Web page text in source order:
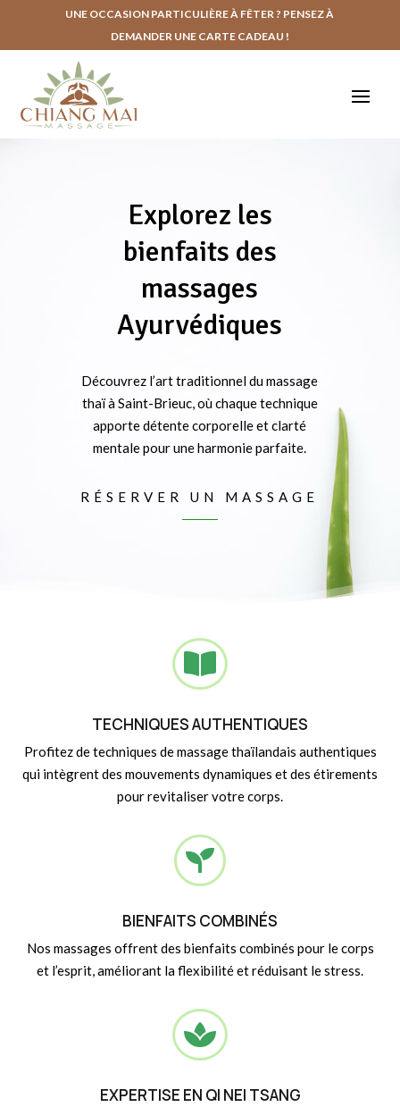
UNE OCCASION PARTICULIÈRE À FÊTER ? PENSEZ À
DEMANDER UNE CARTE CADEAU !
Explorez les
bienfaits des
massages
Ayurvédiques
Découvrez l’art traditionnel du massage
thaï à Saint-Brieuc, où chaque technique
apporte détente corporelle et clarté
mentale pour une harmonie parfaite.
RÉSERVER UN MASSAGE

TECHNIQUES AUTHENTIQUES
Profitez de techniques de massage thaïlandais authentiques
qui intègrent des mouvements dynamiques et des étirements
pour revitaliser votre corps.

BIENFAITS COMBINÉS
Nos massages offrent des bienfaits combinés pour le corps
et l’esprit, améliorant la flexibilité et réduisant le stress.

EXPERTISE EN QI NEI TSANG